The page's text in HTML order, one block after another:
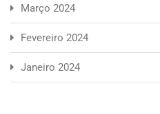
Março 2024
Fevereiro 2024
Janeiro 2024